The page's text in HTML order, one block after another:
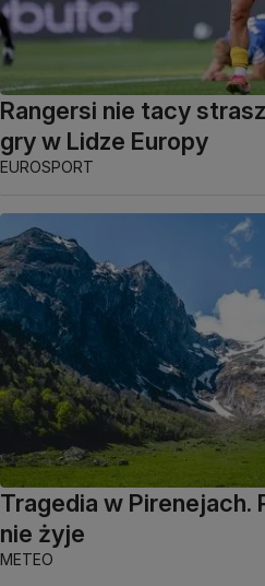
Rangersi nie tacy
gry w Lidze Europy
EUROSPORT
Tragedia w Pirenejach.
nie żyje
METEO